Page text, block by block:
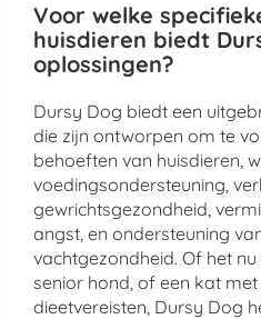
Voor welke
huisdieren biedt
oplossingen?
Dursy Dog biedt een
die zijn ontworpen om te
behoeften van huisdieren,
voedingsondersteuning,
gewrichtsgezondheid,
angst, en ondersteuning
vachtgezondheid. Of het
senior hond, of een kat
dieetvereisten, Dursy Dog